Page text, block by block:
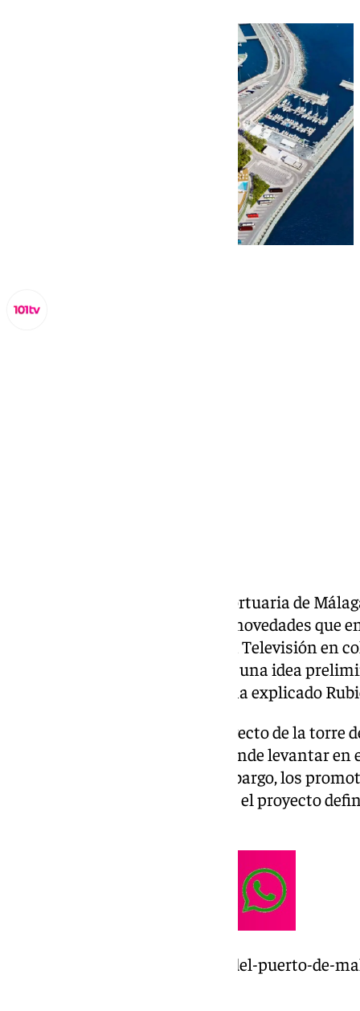
El presidente de la Autoridad Portuaria de
pronunciado sobre las últimas novedades que
el programa ‘La Alameda’ de 101 Televisión en
«Lo que hay ahora es un boceto, una idea
bien, casi es empezar de cero», ha explicado
Todo parecía indicar que el proyecto de la torre
estrellas Gran Lujo que se pretende levantar
Málaga, ya estaba claro. Sin embargo, los
de cuatro meses para presentar el proyecto
https://www.101tv.es/la-torre-del-puerto-de-